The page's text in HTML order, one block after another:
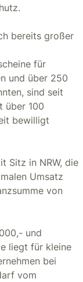
bereits großer
für
und über 250
sind seit
über 100
bewilligt
Sitz in NRW, die
Umsatz
von
und
liegt für kleine
bei
vom